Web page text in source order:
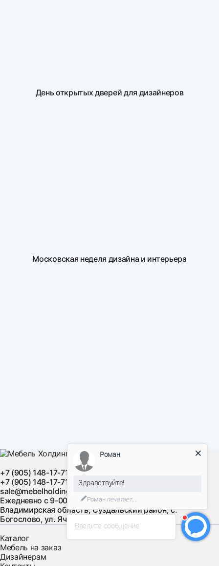
День открытых дверей для дизайнеров
Московская неделя дизайна и интерьера
+7 (905) 148-17-71
+7 (905) 148-17-71
sale@mebelholding.ru
Ежедневно с 9-00 до 21-00 (по МСК)
Владимирская область, Суздальский район, с.
Богослово, ул. Ячменная, д. 10
Каталог
Мебель на заказ
Дизайнерам
Введите сообщение
Роман
Здравствуйте!
Романпечатает...